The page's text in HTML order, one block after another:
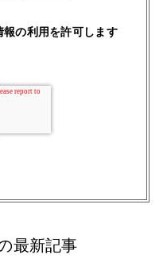
報の利用を許可します
最新記事